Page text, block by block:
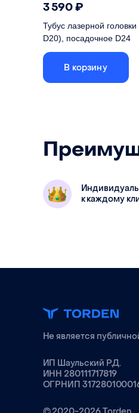
Полный комплект
Диаметр тубуса
3 590₽
Тубус лазерной
D20), посадочное D24
В корзину
к каждому
Не является
ИП Шаульский Р.Д.
ИНН 280111717819
ОГРНИП